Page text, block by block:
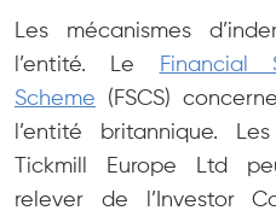
Les mécanismes
l’entité. Le
Financial
Scheme (FSCS)
l’entité britannique.
Tickmill Europe Ltd
relever de l’Investor